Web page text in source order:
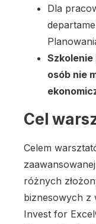
Dla
osób nie
Cel
Celem
różnych
biznesowych z
Invest for